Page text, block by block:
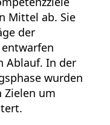
Mittel ab. Sie
der
Ablauf. In der
wurden
um